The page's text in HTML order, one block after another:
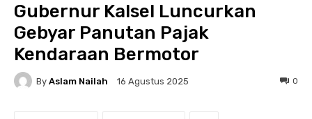
Gubernur Kalsel Luncurkan
Gebyar Panutan Pajak
Kendaraan Bermotor
By Aslam Nailah 16 Agustus 2025 0